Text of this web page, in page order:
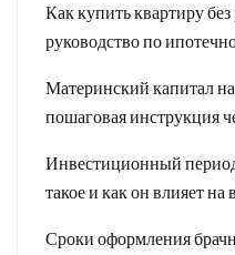
Как купить квартиру
руководство по
Материнский капитал
пошаговая инструкция
Инвестиционный
такое и как он влияет
Сроки оформления